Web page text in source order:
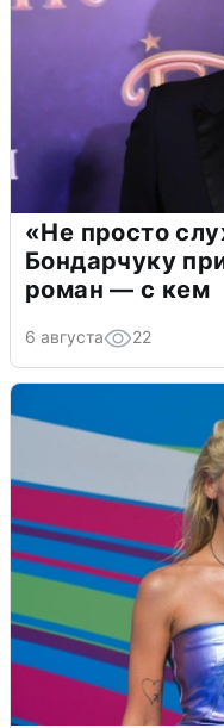
«Не просто
Бондарчуку
роман — с кем
6 августа 22